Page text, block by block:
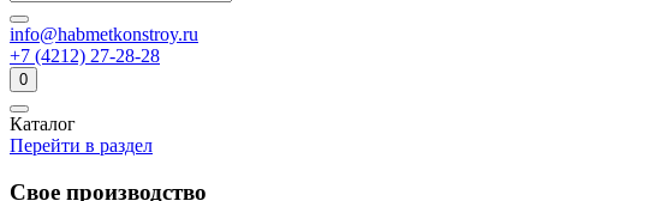
info@habmetkonstroy.ru
+7 (4212) 27-28-28
0
Каталог
Перейти в раздел
Свое производство